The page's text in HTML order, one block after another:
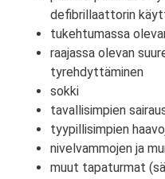
defibrillaattorin
tukehtumassa
raajassa olevan
tyrehdyttäminen
sokki
tavallisimpien
tyypillisimpien
nivelvammojen ja
muut tapaturmat